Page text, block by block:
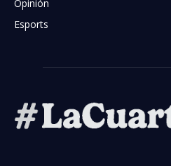
Opinión
Esports